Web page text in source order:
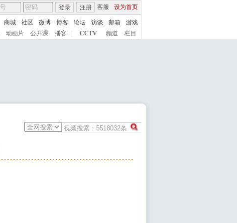
客服 设为首页
登录 注册
商城 社区 微博 博客 论坛 访谈 邮箱
游戏
动画片 公开课 播客 CCTV 频道 栏目